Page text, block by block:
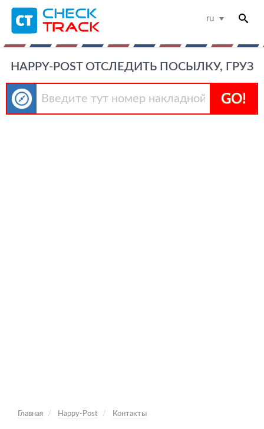
ru
HAPPY-POST ОТСЛЕДИТЬ ПОСЫЛКУ, ГРУЗ
GO!
Главная Happy-Post Контакты